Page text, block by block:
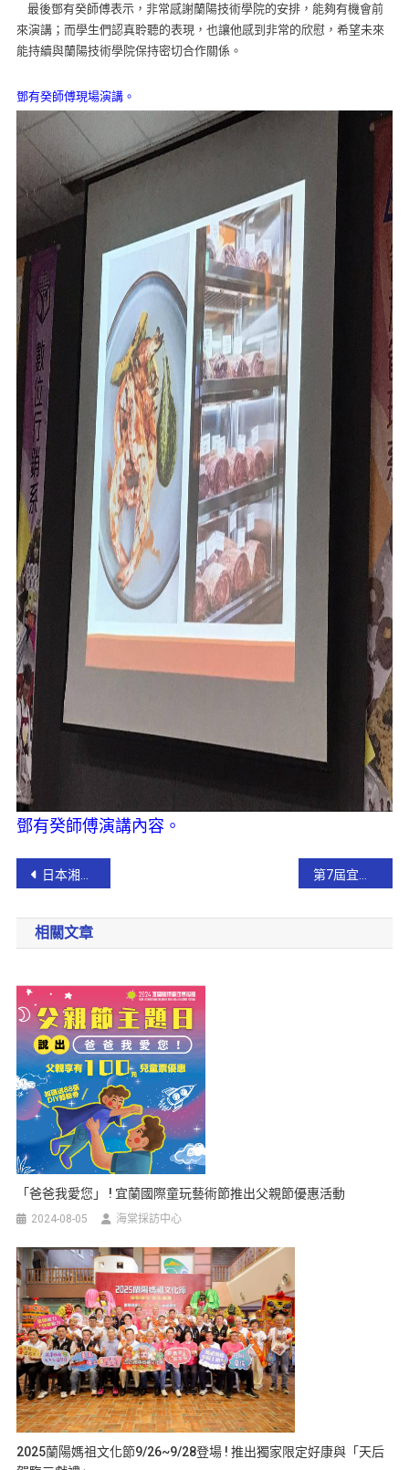
最後鄧有癸師傅表示，非常感謝蘭陽技術學院的安排， 能夠有機會前
來演講；而學生們認真聆聽的表現， 也讓他感到非常的欣慰， 希望未來
能持續與蘭陽技術學院保持密切合作關係。
鄧有癸師傅現場演講。
鄧有癸師傅演講內容。
日本湘南‧日台未來交流協會團隊拜訪江聰淵市長
相關文章
「爸爸我愛您」 ! 宜蘭國際童玩藝術節推出父親節優惠活動
2024-08-05 海棠採訪中心
2025蘭陽媽祖文化節9/26~9/28登場 ! 推出獨家限定好康與「天后